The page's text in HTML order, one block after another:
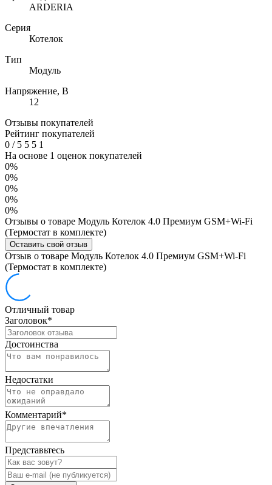
ARDERIA
Серия
Котелок
Тип
Модуль
Напряжение, В
12
Отзывы покупателей
Рейтинг покупателей
0 /5 5 5 1
На основе 1 оценок покупателей
0%
0%
0%
0%
0%
Отзывы о товаре Модуль Котелок 4.0 Премиум GSM+Wi-Fi
(Термостат в комплекте)
Оставить свой отзыв
Отзыв о товаре Модуль Котелок 4.0 Премиум GSM+Wi-Fi
(Термостат в комплекте)
Отличный товар
Заголовок*
Достоинства
Недостатки
Комментарий*
Представьтесь